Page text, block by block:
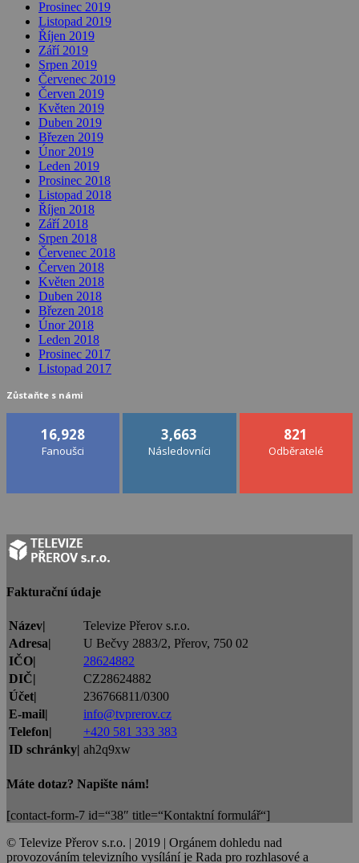
Prosinec 2019
Listopad 2019
Říjen 2019
Září 2019
Srpen 2019
Červenec 2019
Červen 2019
Květen 2019
Duben 2019
Březen 2019
Únor 2019
Leden 2019
Prosinec 2018
Listopad 2018
Říjen 2018
Září 2018
Srpen 2018
Červenec 2018
Červen 2018
Květen 2018
Duben 2018
Březen 2018
Únor 2018
Leden 2018
Prosinec 2017
Listopad 2017
Zůstaňte s námi
16,928
Fanoušci
3,663
Následovníci
821
Odběratelé
Fakturační údaje
Název|
Televize Přerov s.r.o.
Adresa|
U Bečvy 2883/2, Přerov, 750 02
IČO|
28624882
DIČ|
CZ28624882
Účet|
236766811/0300
E-mail|
info@tvprerov.cz
Telefon|
+420 581 333 383
ID schránky| ah2q9xw
Máte dotaz? Napište nám!
[contact-form-7 id=“38″ title=“Kontaktní formulář“]
© Televize Přerov s.r.o. | 2019 | Orgánem dohledu nad
provozováním televizního vysílání je Rada pro rozhlasové a